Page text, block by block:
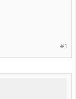
#1